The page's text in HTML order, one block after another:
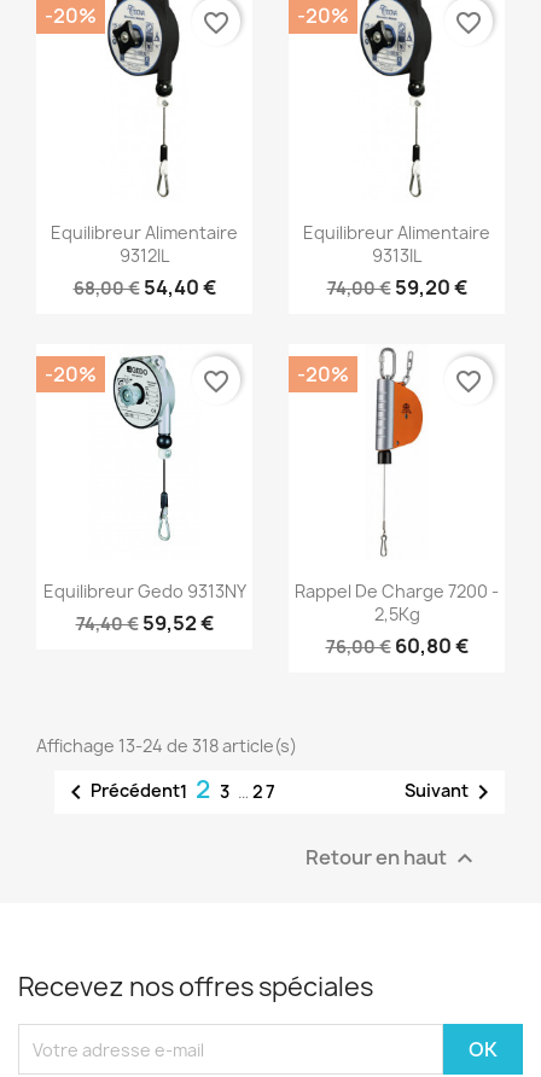
Aperçu rapide
Equilibreur Alimentaire
9312IL
68,00 € 54,40 €
-20% favorite_border
Aperçu rapide
Equilibreur Alimentaire
9313IL
74,00 € 59,20 €
-20% favorite_border
Aperçu rapide
Equilibreur Gedo 9313NY
74,40 € 59,52 €
-20% favorite_border
Aperçu rapide
Rappel De Charge 7200 -
2,5Kg
76,00 € 60,80 €
-20% favorite_border
Affichage 13-24 de 318 article(s)
 Précédent1 2 3 … 27 Suivant 
Retour en haut 
Recevez nos offres spéciales